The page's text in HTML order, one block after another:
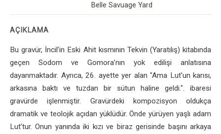
Belle Savuage Yard
AÇIKLAMA
Bu gravür, İncil’in Eski Ahit kısmının Tekvin (Yaratılış) kitabında
geçen Sodom ve Gomora’nın yok edilişi anlatısına
dayanmaktadır. Ayrıca, 26. ayette yer alan "Ama Lut’un karısı,
arkasına baktı ve tuzdan bir sütun haline geldi.". ibaresi
gravürde işlenmiştir. Gravürdeki kompozisyon oldukça
dramatik ve teolojik açıdan yüklüdür. Önde yürüyen yaşlı adam
Lut’tur. Onun yanında iki kızı ve biraz gerisinde başını arkaya